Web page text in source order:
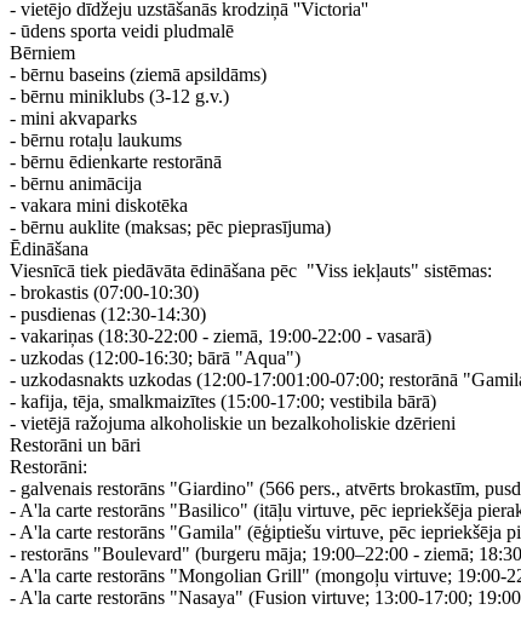
- vietējo dīdžeju uzstāšanās krodziņā ''Victoria''
- ūdens sporta veidi pludmalē
Bērniem
​- bērnu baseins (ziemā apsildāms)
- bērnu miniklubs (3-12 g.v.)
- mini akvaparks
- bērnu rotaļu laukums
- bērnu ēdienkarte restorānā
- bērnu animācija
- vakara mini diskotēka
- bērnu auklite (maksas; pēc pieprasījuma)
Ēdināšana
​Viesnīcā tiek piedāvāta ēdināšana pēc "Viss iekļauts" sistēmas:
- brokastis (07:00-10:30)
- pusdienas (12:30-14:30)
- vakariņas (18:30-22:00 - ziemā, 19:00-22:00 - vasarā)
- uzkodas (12:00-16:30; bārā "Aqua")
- uzkodasnakts uzkodas (12:00-17:001:00-07:00; restorānā
- kafija, tēja, smalkmaizītes (15:00-17:00; vestibila bārā)
- vietējā ražojuma alkoholiskie un bezalkoholiskie dzērieni
Restorāni un bāri
Restorāni:
- galvenais restorāns "Giardino" (566 pers., atvērts brokastīm,
- A'la carte restorāns "Basilico" (itāļu virtuve, pēc iepriekšēja
- A'la carte restorāns "Gamila" (ēģiptiešu virtuve, pēc iepriekšēja
- restorāns "Boulevard" (burgeru māja; 19:00–22:00 - ziemā;
- A'la carte restorāns "Mongolian Grill" (mongoļu virtuve; 19:00-
- A'la carte restorāns "Nasaya" (Fusion virtuve; 13:00-17:00;